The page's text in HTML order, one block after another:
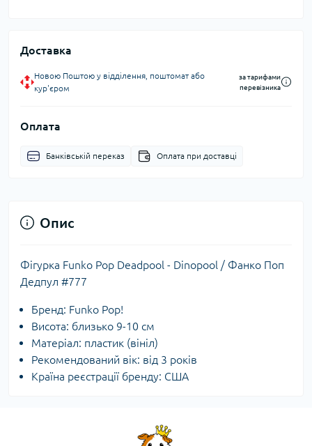
Доставка
Новою Поштою у відділення, поштомат або
кур'єром
за тарифами
перевізника
Оплата
Банківській переказ Оплата при доставці
Опис
Фігурка Funko Pop Deadpool - Dinopool / Фанко Поп
Дедпул #777
Бренд: Funko Pop!
Висота: близько 9-10 см
Матеріал: пластик (вініл)
Рекомендований вік: від 3 років
Країна реєстрації бренду: США